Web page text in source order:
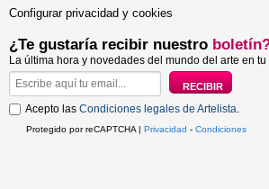
Configurar privacidad y cookies
¿Te gustaría recibir nuestro
La última hora y novedades del mundo del arte en
Acepto las Condiciones legales de Artelista.
Protegido por reCAPTCHA | Privacidad - Condiciones